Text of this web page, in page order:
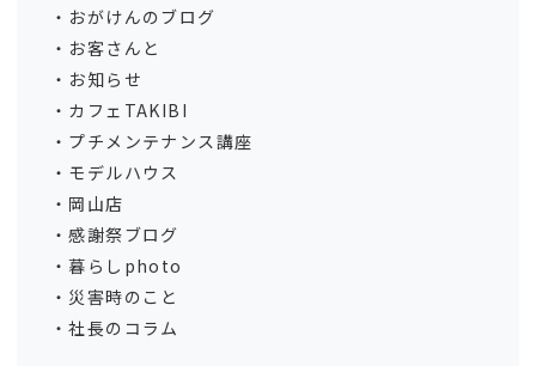
おがけんのブログ
お客さんと
お知らせ
カフェTAKIBI
プチメンテナンス講座
モデルハウス
岡山店
感謝祭ブログ
暮らしphoto
災害時のこと
社長のコラム